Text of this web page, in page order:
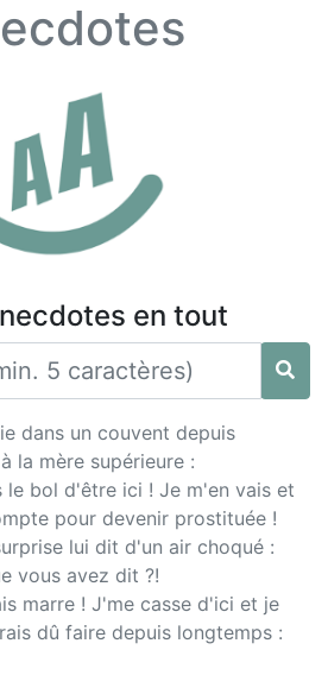
en tout
dans un couvent depuis
la mère supérieure :
le bol d'être ici ! Je m'en vais et
pour devenir prostituée !
lui dit d'un air choqué :
vous avez dit ?!
marre ! J'me casse d'ici et je
dû faire depuis longtemps :